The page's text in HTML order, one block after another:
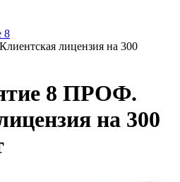
8
лицензия на 300
8 ПРОФ.
на 300